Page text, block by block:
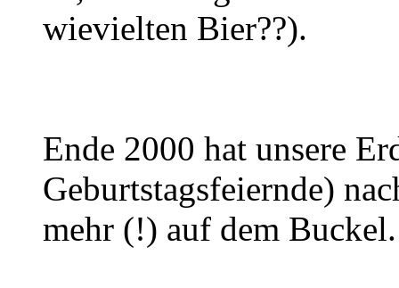
wievielten Bier??).
Ende 2000 hat unsere
Geburtstagsfeiernde)
mehr (!) auf dem Buckel.